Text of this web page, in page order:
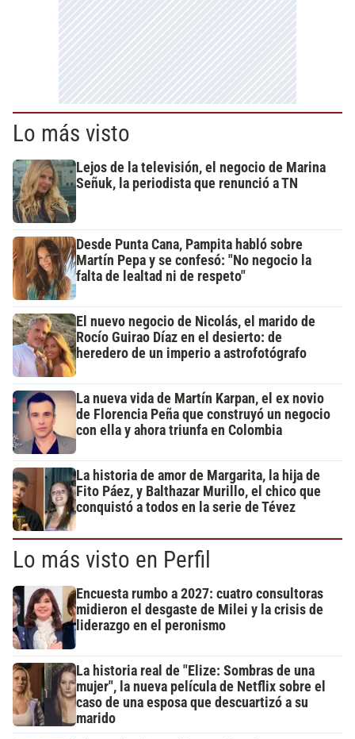
Lo más visto
Lejos de la televisión, el negocio de Marina
Señuk, la periodista que renunció a TN
Desde Punta Cana, Pampita habló sobre
Martín Pepa y se confesó: "No negocio la
falta de lealtad ni de respeto"
El nuevo negocio de Nicolás, el marido de
Rocío Guirao Díaz en el desierto: de
heredero de un imperio a astrofotógrafo
La nueva vida de Martín Karpan, el ex novio
de Florencia Peña que construyó un negocio
con ella y ahora triunfa en Colombia
La historia de amor de Margarita, la hija de
Fito Páez, y Balthazar Murillo, el chico que
conquistó a todos en la serie de Tévez
Lo más visto en Perfil
Encuesta rumbo a 2027: cuatro consultoras
midieron el desgaste de Milei y la crisis de
liderazgo en el peronismo
La historia real de "Elize: Sombras de una
mujer", la nueva película de Netflix sobre el
caso de una esposa que descuartizó a su
marido